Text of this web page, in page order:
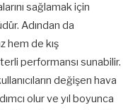
sağlamak için
Adından da
hem de kış
performansı sunabilir.
değişen hava
olur ve yıl boyunca